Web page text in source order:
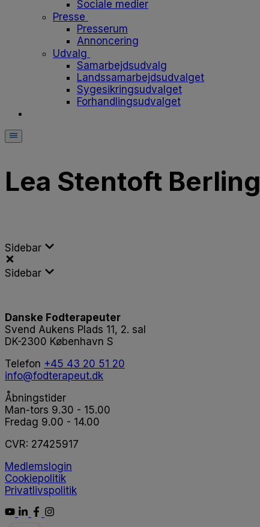
Sociale medier
Presse
Presserum
Annoncering
Udvalg
Samarbejdsudvalg
Landssamarbejdsudvalget
Sygesikringsudvalget
Forhandlingsudvalget
Lea Stentoft Berling
Sidebar
Sidebar
Danske Fodterapeuter
Svend Aukens Plads 11, 2. sal
DK-2300 København S
Telefon +45 43 20 51 20
info@fodterapeut.dk
Åbningstider
Man-tors 9.30 - 15.00
Fredag 9.00 - 14.00
CVR: 27425917
Medlemslogin
Cookiepolitik
Privatlivspolitik